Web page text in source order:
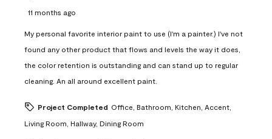
11 months ago
My personal favorite interior paint to use (I'm a painter.) I've not
found any other product that flows and levels the way it does,
the color retention is outstanding and can stand up to regular
cleaning. An all around excellent paint.
Project Completed Office, Bathroom, Kitchen, Accent,
Living Room, Hallway, Dining Room